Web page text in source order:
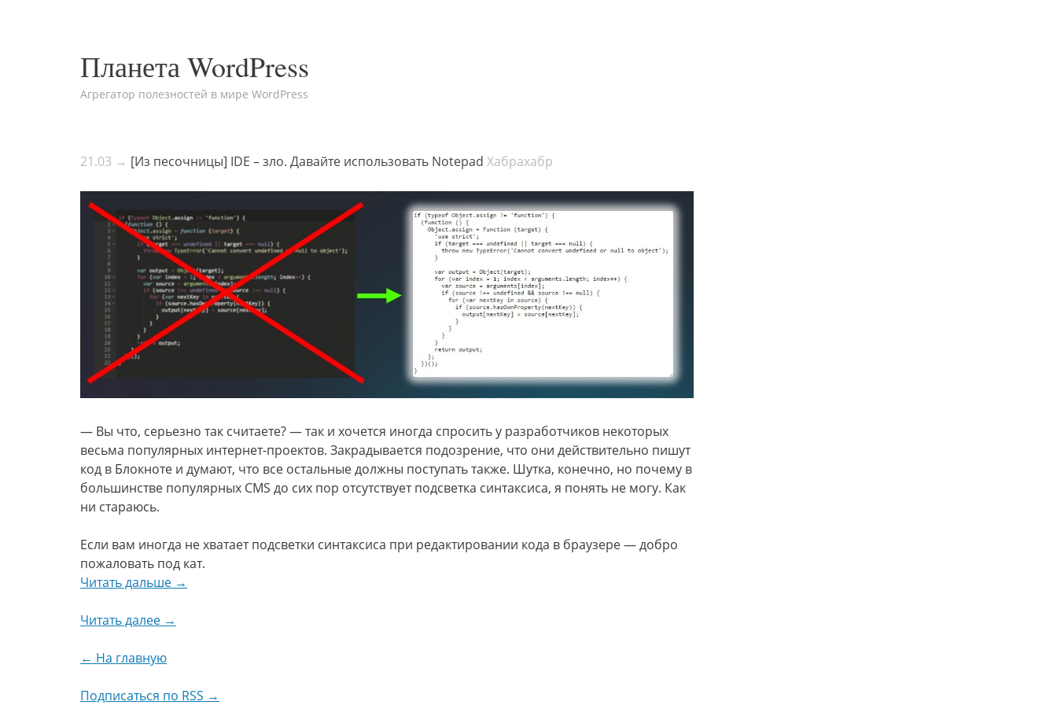
Планета WordPress
Агрегатор полезностей в мире WordPress
21.03 → [Из песочницы] IDE – зло. Давайте использовать Notepad Хабрахабр
— Вы что, серьезно так считаете? — так и хочется иногда спросить у разработчиков некоторых
весьма популярных интернет-проектов. Закрадывается подозрение, что они действительно пишут
код в Блокноте и думают, что все остальные должны поступать также. Шутка, конечно, но почему в
большинстве популярных CMS до сих пор отсутствует подсветка синтаксиса, я понять не могу. Как
ни стараюсь.
Если вам иногда не хватает подсветки синтаксиса при редактировании кода в браузере — добро
пожаловать под кат.
Читать дальше →
Читать далее →
← На главную
Подписаться по RSS →